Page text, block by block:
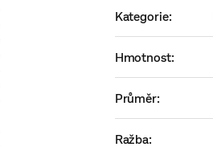
Kategorie:
Hmotnost:
Průměr:
Ražba: